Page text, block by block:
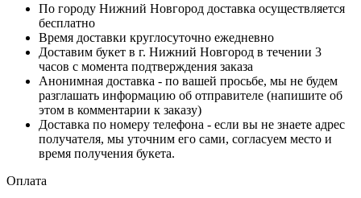
По городу Нижний Новгород доставка осуществляется
бесплатно
Время доставки круглосуточно ежедневно
Доставим букет в г. Нижний Новгород в течении 3
часов с момента подтверждения заказа
Анонимная доставка - по вашей просьбе, мы не будем
разглашать информацию об отправителе (напишите об
этом в комментарии к заказу)
Доставка по номеру телефона - если вы не знаете адрес
получателя, мы уточним его сами, согласуем место и
время получения букета.
Оплата